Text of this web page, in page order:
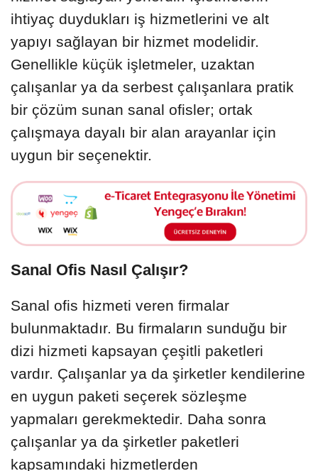
ihtiyaç duydukları iş hizmetlerini ve alt
yapıyı sağlayan bir hizmet modelidir.
Genellikle küçük işletmeler, uzaktan
çalışanlar ya da serbest çalışanlara pratik
bir çözüm sunan sanal ofisler; ortak
çalışmaya dayalı bir alan arayanlar için
uygun bir seçenektir.
Sanal Ofis Nasıl Çalışır?
Sanal ofis hizmeti veren firmalar
bulunmaktadır. Bu firmaların sunduğu bir
dizi hizmeti kapsayan çeşitli paketleri
vardır. Çalışanlar ya da şirketler kendilerine
en uygun paketi seçerek sözleşme
yapmaları gerekmektedir. Daha sonra
çalışanlar ya da şirketler paketleri
kapsamındaki hizmetlerden